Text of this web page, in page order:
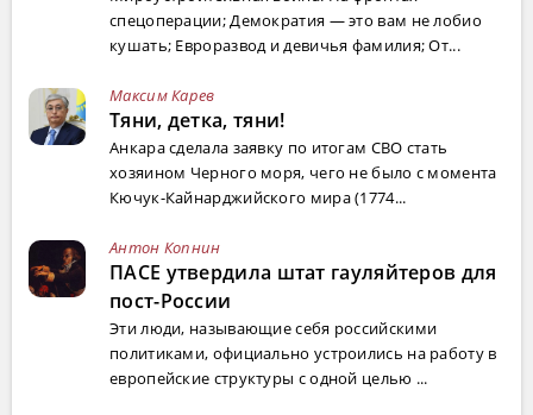
спецоперации; Демократия — это вам не лобио
кушать; Евроразвод и девичья фамилия; От...
Максим Карев
Тяни, детка, тяни!
Анкара сделала заявку по итогам СВО стать
хозяином Черного моря, чего не было с момента
Кючук-Кайнарджийского мира (1774...
Антон Копнин
ПАСЕ утвердила штат гауляйтеров для
пост-России
Эти люди, называющие себя российскими
политиками, официально устроились на работу в
европейские структуры с одной целью ...